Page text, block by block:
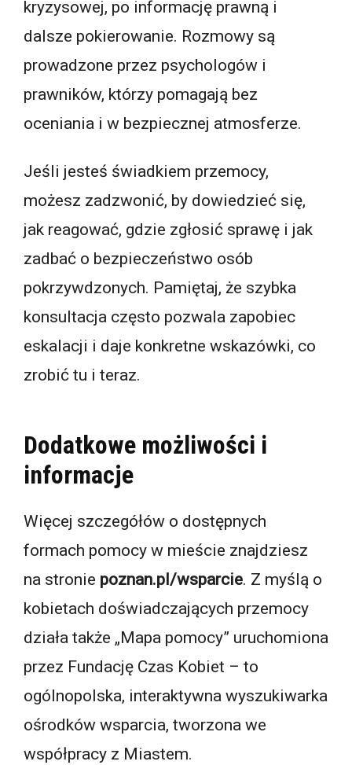
kryzysowej, po informację prawną i
dalsze pokierowanie. Rozmowy są
prowadzone przez psychologów i
prawników, którzy pomagają bez
oceniania i w bezpiecznej atmosferze.
Jeśli jesteś świadkiem przemocy,
możesz zadzwonić, by dowiedzieć się,
jak reagować, gdzie zgłosić sprawę i jak
zadbać o bezpieczeństwo osób
pokrzywdzonych. Pamiętaj, że szybka
konsultacja często pozwala zapobiec
eskalacji i daje konkretne wskazówki, co
zrobić tu i teraz.
Dodatkowe możliwości i
informacje
Więcej szczegółów o dostępnych
formach pomocy w mieście znajdziesz
na stronie poznan.pl/wsparcie. Z myślą o
kobietach doświadczających przemocy
działa także „Mapa pomocy” uruchomiona
przez Fundację Czas Kobiet – to
ogólnopolska, interaktywna wyszukiwarka
ośrodków wsparcia, tworzona we
współpracy z Miastem.